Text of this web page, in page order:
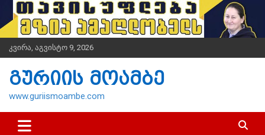
i
t
კვირა, აგვისტო 9, 2026
გურიის მოამბე
www.guriismoambe.com